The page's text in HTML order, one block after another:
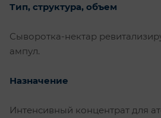
Тип, структура, объем
Сыворотка-нектар
ампул.
Назначение
Интенсивный концентрат для